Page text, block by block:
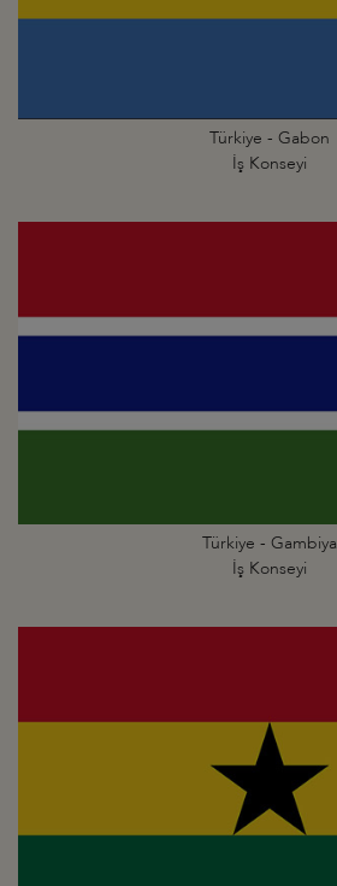
Türkiye - Gabon
İş Konseyi
Türkiye - Gambiya
İş Konseyi